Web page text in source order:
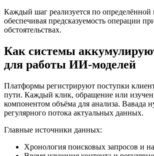
Каждый шаг реализуется по определённой
обеспечивая предсказуемость операции
обстоятельствах.
Как системы
для работы ИИ-моделей
Платформы регистрируют поступки
пути. Каждый клик, обращение или
компонентом объёма для анализа. Вавада
регулярного потока актуальных данных.
Главные источники данных:
Хронология поисковых запросов и